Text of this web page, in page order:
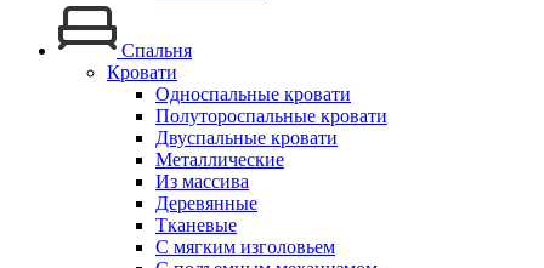
Спальня
Кровати
Односпальные кровати
Полутороспальные кровати
Двуспальные кровати
Металлические
Из массива
Деревянные
Тканевые
С мягким изголовьем